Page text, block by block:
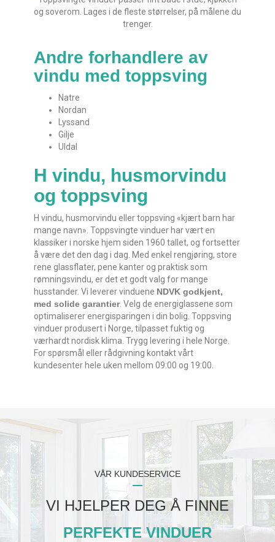
og soverom. Lages i de fleste størrelser, på målene du
trenger.
Andre forhandlere av
vindu med toppsving
Natre
Nordan
Lyssand
Gilje
Uldal
H vindu, husmorvindu
og toppsving
H vindu, husmorvindu eller toppsving «kjært barn har
mange navn». Toppsvingte vinduer har vært en
klassiker i norske hjem siden 1960 tallet, og fortsetter
å være det den dag i dag. Med enkel rengjøring, store
rene glassflater, pene kanter og praktisk som
rømningsvindu, er det et godt valg for mange
husstander. Vi leverer vinduene NDVK godkjent,
med solide garantier. Velg de energiglassene som
optimaliserer energisparingen i din bolig. Toppsving
vinduer produsert i Norge, tilpasset fuktig og
værhardt nordisk klima. Trygg levering i hele Norge.
For spørsmål eller rådgivning kontakt vårt
kundesenter hele uken mellom 09:00 og 19:00.
VÅR KUNDESERVICE
VI HJELPER DEG Å FINNE
PERFEKTE VINDUER